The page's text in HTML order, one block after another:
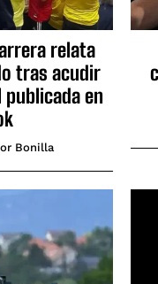
relata
tras acudir
en
Bonilla